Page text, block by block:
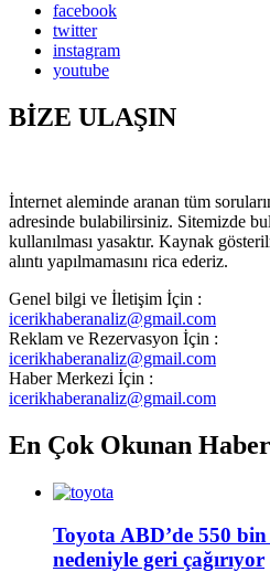
facebook
twitter
instagram
youtube
BİZE ULAŞIN
İnternet aleminde aranan tüm
adresinde bulabilirsiniz. Sitemizde
kullanılması yasaktır. Kaynak
alıntı yapılmamasını rica ederiz.
Genel bilgi ve İletişim İçin :
icerikhaberanaliz@gmail.com
Reklam ve Rezervasyon İçin :
icerikhaberanaliz@gmail.com
Haber Merkezi İçin :
icerikhaberanaliz@gmail.com
En Çok Okunan
Toyota ABD’de 550
nedeniyle geri çağırıyor